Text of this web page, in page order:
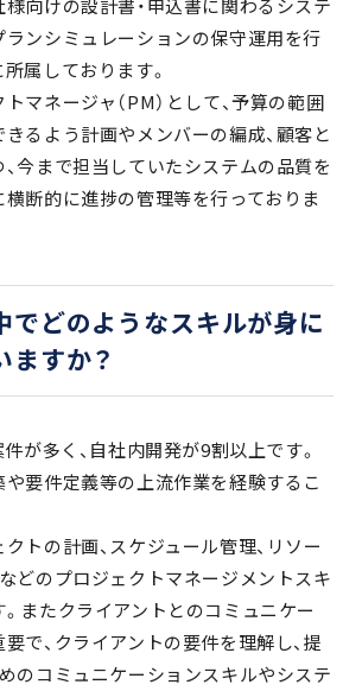
向けの設計書・申込書に関わるシステ
ンシミュレーションの保守運用を行
属しております。
マネージャ（PM）として、予算の範囲
るよう計画やメンバーの編成、顧客と
今まで担当していたシステムの品質を
断的に進捗の管理等を行っておりま
でどのようなスキルが身に
ますか？
が多く、自社内開発が9割以上です。
要件定義等の上流作業を経験するこ
トの計画、スケジュール管理、リソー
どのプロジェクトマネージメントスキ
またクライアントとのコミュニケー
で、クライアントの要件を理解し、提
のコミュニケーションスキルやシステ